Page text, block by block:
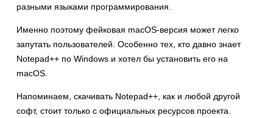
разными языками программирования.
Именно поэтому фейковая macOS-версия может легко
запутать пользователей. Особенно тех, кто давно знает
Notepad++ по Windows и хотел бы установить его на
macOS.
Напоминаем, скачивать Notepad++, как и любой другой
софт, стоит только с официальных ресурсов проекта.